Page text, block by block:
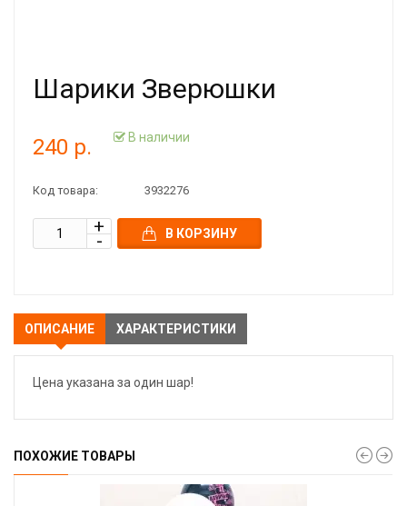
Шарики Зверюшки
240 р. В наличии
Код товара: 3932276
В КОРЗИНУ
ОПИСАНИЕ ХАРАКТЕРИСТИКИ
Цена указана за один шар!
ПОХОЖИЕ ТОВАРЫ